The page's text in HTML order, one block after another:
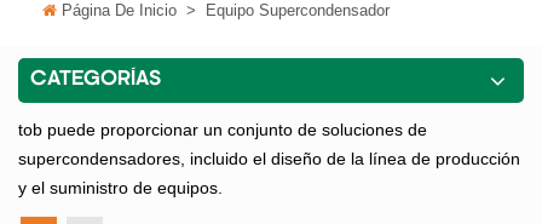
Página De Inicio > Equipo Supercondensador
CATEGORÍAS
tob puede proporcionar un conjunto de soluciones de
supercondensadores, incluido el diseño de la línea de producción
y el suministro de equipos.